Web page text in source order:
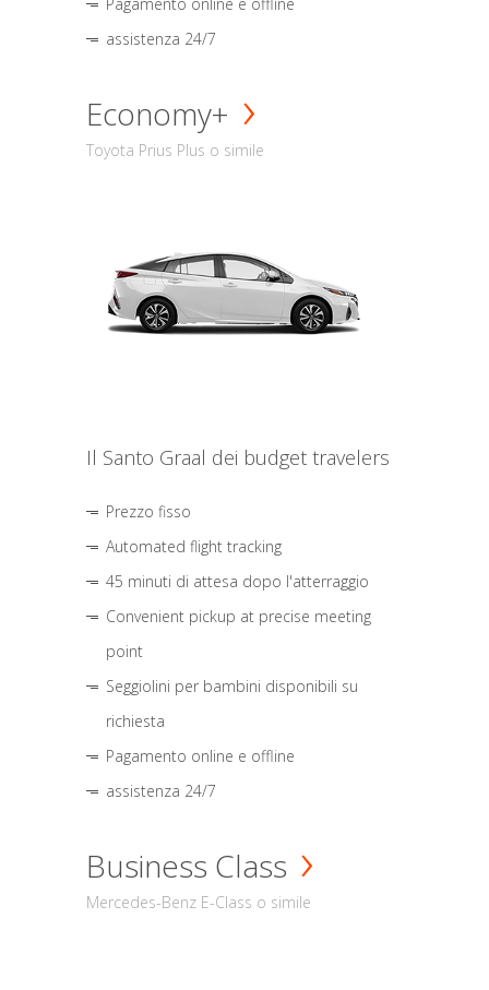
assistenza 24/7
Economy+
Toyota Prius Plus o simile
Il Santo Graal dei budget travelers
Prezzo fisso
Automated flight tracking
45 minuti di attesa dopo l'atterraggio
Convenient pickup at precise meeting
point
Seggiolini per bambini disponibili su
richiesta
Pagamento online e offline
assistenza 24/7
Business Class
Mercedes-Benz E-Class o simile